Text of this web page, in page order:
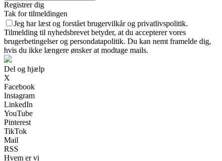
Registrer dig
Tak for tilmeldingen
Jeg har læst og forstået brugervilkår og privatlivspolitik.
Tilmelding til nyhedsbrevet betyder, at du accepterer vores
brugerbetingelser og persondatapolitik. Du kan nemt framelde dig,
hvis du ikke længere ønsker at modtage mails.
Del og hjælp
X
Facebook
Instagram
LinkedIn
YouTube
Pinterest
TikTok
Mail
RSS
Hvem er vi